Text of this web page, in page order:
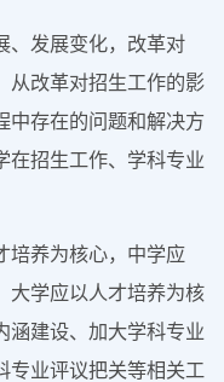
、发展变化，改革对
从改革对招生工作的影
中存在的问题和解决方
在招生工作、学科专业
培养为核心，中学应
大学应以人才培养为核
涵建设、加大学科专业
专业评议把关等相关工